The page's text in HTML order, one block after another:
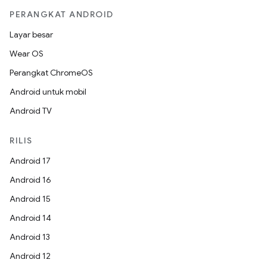
PERANGKAT ANDROID
Layar besar
Wear OS
Perangkat ChromeOS
Android untuk mobil
Android TV
RILIS
Android 17
Android 16
Android 15
Android 14
Android 13
Android 12